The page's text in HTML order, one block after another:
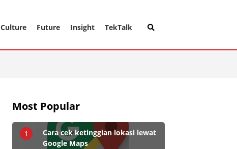
Culture Future Insight TekTalk
Most Popular
1
Cara cek ketinggian lokasi lewat
Google Maps